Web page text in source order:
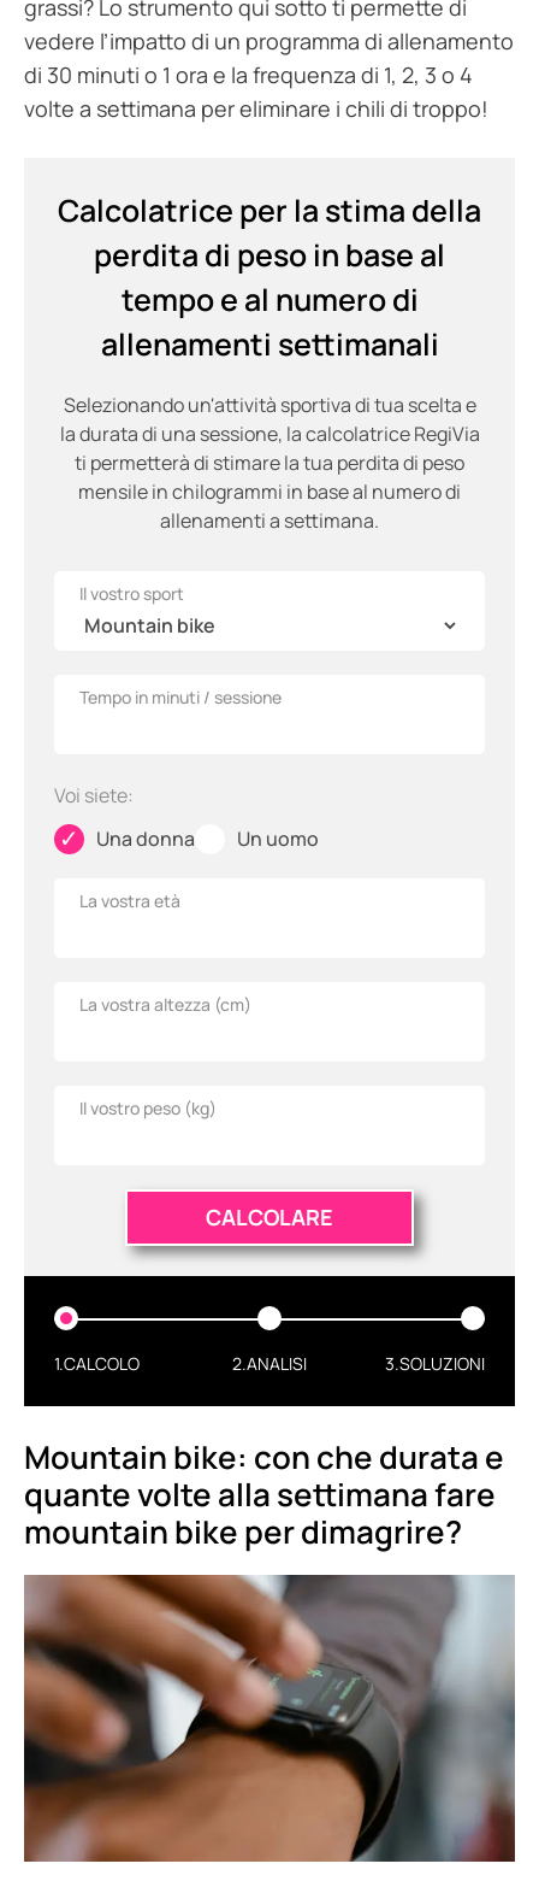
grassi? Lo strumento qui sotto ti permette di
vedere l’impatto di un programma di allenamento
di 30 minuti o 1 ora e la frequenza di 1, 2, 3 o 4
volte a settimana per eliminare i chili di troppo!
Calcolatrice per la stima della
perdita di peso in base al
tempo e al numero di
allenamenti settimanali
Selezionando un'attività sportiva di tua scelta e
la durata di una sessione, la calcolatrice RegiVia
ti permetterà di stimare la tua perdita di peso
mensile in chilogrammi in base al numero di
allenamenti a settimana.
Il vostro sport
Tempo in minuti / sessione
Voi siete:
✓ Una donna Un uomo
La vostra età
La vostra altezza (cm)
Il vostro peso (kg)
CALCOLARE
1.CALCOLO 2.ANALISI 3.SOLUZIONI
Mountain bike: con che durata e
quante volte alla settimana fare
mountain bike per dimagrire?